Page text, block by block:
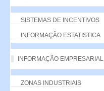
SISTEMAS DE INCENTIVOS
INFORMAÇÃO ESTATISTICA
INFORMAÇÃO EMPRESARIAL
ZONAS INDUSTRIAIS